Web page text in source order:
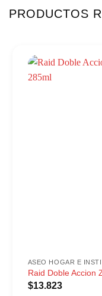
PRODUCTOS
ASEO HOGAR E
Raid Doble Accion
$13.823